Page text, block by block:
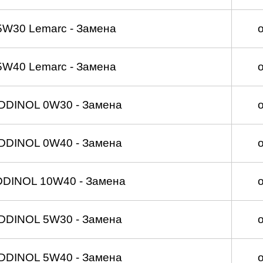
Lemarc - Замена
Lemarc - Замена
0W30 - Замена
0W40 - Замена
10W40 - Замена
5W30 - Замена
5W40 - Замена